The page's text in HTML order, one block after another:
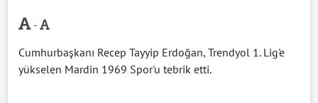
-
Cumhurbaşkanı Recep Tayyip Erdoğan, Trendyol 1. Lig'e
yükselen Mardin 1969 Spor'u tebrik etti.